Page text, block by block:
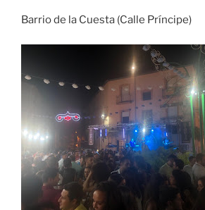
Barrio de la Cuesta (Calle Príncipe)